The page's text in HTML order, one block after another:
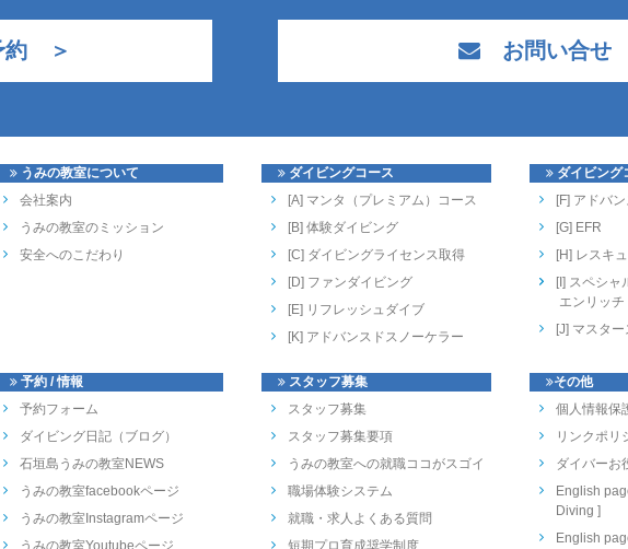
＞ お問い合せ
うみの教室について
会社案内
うみの教室のミッション
安全へのこだわり
予約 / 情報
予約フォーム
ダイビング日記（ブログ）
石垣島うみの教室NEWS
うみの教室facebookページ
うみの教室Instagramページ
うみの教室Youtubeページ
ダイビングコース
[A] マンタ（プレミアム）コース
[B] 体験ダイビング
[C] ダイビングライセンス取得
[D] ファンダイビング
[E] リフレッシュダイブ
[K] アドバンスドスノーケラー
スタッフ募集
スタッフ募集
スタッフ募集要項
うみの教室への就職ココがスゴイ
職場体験システム
就職・求人よくある質問
短期プロ育成奨学制度
ダイビング
[F] アドバ
[G] EFR
[H] レスキ
[I] スペシャ
エンリッチ
[J] マスター
その他
個人情報保
リンクポリ
ダイバーお
English
Diving ]
English